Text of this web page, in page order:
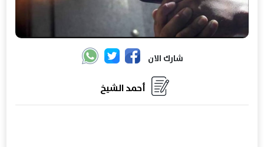
شارك الان
أحمد الشيخ